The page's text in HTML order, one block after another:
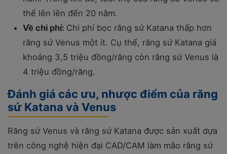
thể lên lên đến 20 năm.
Về chi phí: Chi phí bọc răng sứ Katana thấp hơn
răng sứ Venus một ít. Cụ thể, răng sứ Katana giá
khoảng 3,5 triệu đồng/răng còn răng sứ Venus là
4 triệu đồng/răng.
Đánh giá các ưu, nhược điểm của răng
sứ Katana và Venus
Răng sứ Venus và răng sứ Katana được sản xuất dựa
trên công nghệ hiện đại CAD/CAM làm mão răng sứ